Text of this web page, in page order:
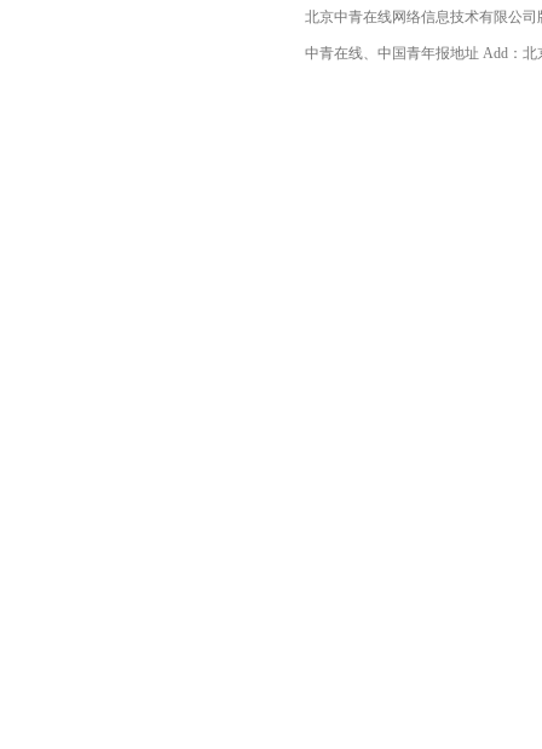
北京中青在线网络信息技术有限公
中青在线、中国青年报地址 Add：北